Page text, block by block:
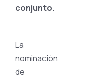
conjunto.
La
nominación
de